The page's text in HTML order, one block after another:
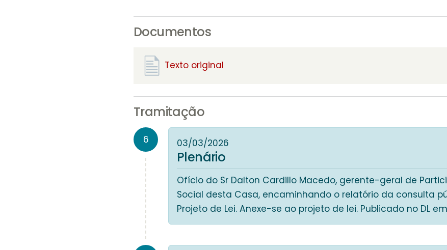
Documentos
Texto original
Tramitação
6 03/03/2026
Plenário
Ofício do Sr Dalton Cardillo Macedo, gerente-geral de
Social desta Casa, encaminhando o relatório da consulta
Projeto de Lei. Anexe-se ao projeto de lei. Publicado no DL em